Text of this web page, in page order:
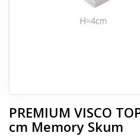
SPAR PENGE PÅ UDVALGTE VARER
PREMIUM VISCO
cm Memory Skum